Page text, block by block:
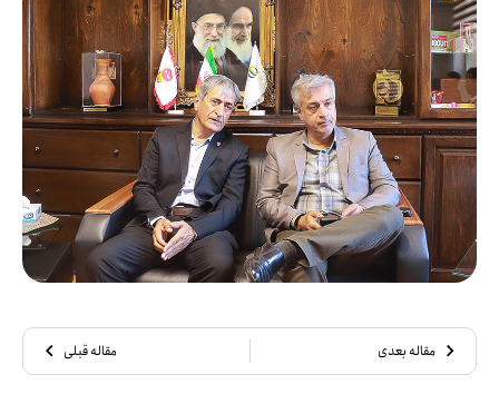
مقاله بعدی مقاله قبلی